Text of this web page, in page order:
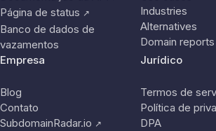
Página de status ↗
Banco de dados de
vazamentos
Industries
Alternatives
Domain reports
Empresa
Blog
Contato
SubdomainRadar.io ↗
Jurídico
Termos de
Política de
DPA